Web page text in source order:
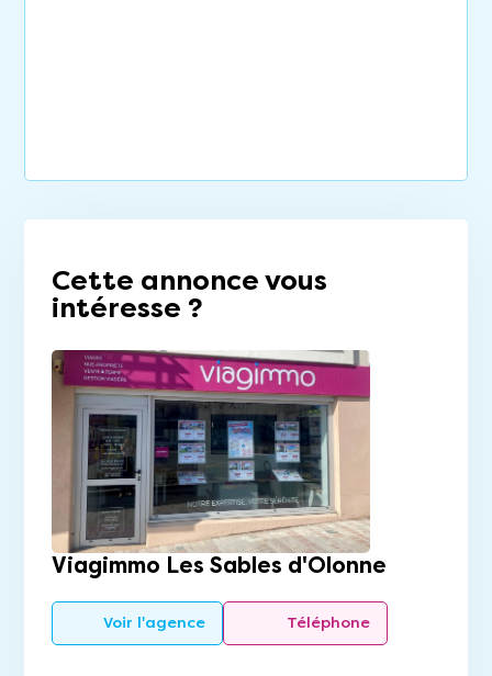
Cette annonce vous
intéresse ?
Viagimmo Les Sables d'Olonne
Voir l'agence Téléphone